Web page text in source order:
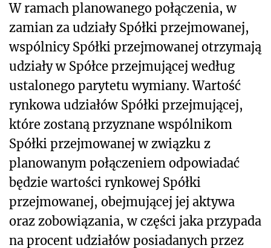
W ramach planowanego połączenia, w
zamian za udziały Spółki przejmowanej,
wspólnicy Spółki przejmowanej otrzymają
udziały w Spółce przejmującej według
ustalonego parytetu wymiany. Wartość
rynkowa udziałów Spółki przejmującej,
które zostaną przyznane wspólnikom
Spółki przejmowanej w związku z
planowanym połączeniem odpowiadać
będzie wartości rynkowej Spółki
przejmowanej, obejmującej jej aktywa
oraz zobowiązania, w części jaka przypada
na procent udziałów posiadanych przez